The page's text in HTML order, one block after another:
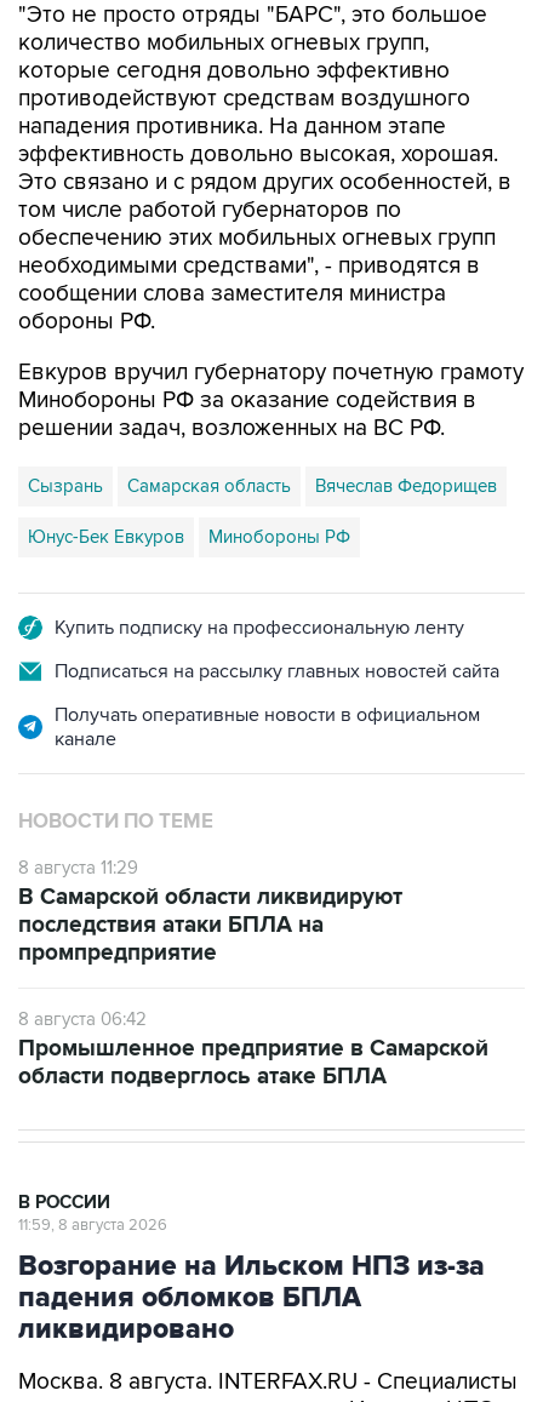
"Это не просто отряды "БАРС", это большое
количество мобильных огневых групп,
которые сегодня довольно эффективно
противодействуют средствам воздушного
нападения противника. На данном этапе
эффективность довольно высокая, хорошая.
Это связано и с рядом других особенностей, в
том числе работой губернаторов по
обеспечению этих мобильных огневых групп
необходимыми средствами", - приводятся в
сообщении слова заместителя министра
обороны РФ.
Евкуров вручил губернатору почетную грамоту
Минобороны РФ за оказание содействия в
решении задач, возложенных на ВС РФ.
Сызрань Самарская область Вячеслав Федорищев
Юнус-Бек Евкуров Минобороны РФ
Купить подписку на профессиональную ленту
Подписаться на рассылку главных новостей сайта
Получать оперативные новости в официальном
канале
НОВОСТИ ПО ТЕМЕ
8 августа 11:29
В Самарской области ликвидируют
последствия атаки БПЛА на
промпредприятие
8 августа 06:42
Промышленное предприятие в Самарской
области подверглось атаке БПЛА
В РОССИИ
11:59, 8 августа 2026
Возгорание на Ильском НПЗ из-за
падения обломков БПЛА
ликвидировано
Москва. 8 августа. INTERFAX.RU - Специалисты